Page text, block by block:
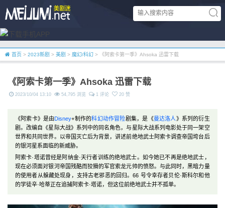
首页 > 2023新剧 > 美剧 > 魔幻/科幻 > 《阿索卡第一季》Ahsoka 迅雷下载
《阿索卡第一季》Ahsoka 迅雷下载
2023/10/04 13:10 54,795 浏览 1 评论 20 赞
《阿索卡》是由Disney+制作的科幻动作冒险剧集，是《曼达洛人》系列的衍生
剧。改编自《星际大战》系列中的同名角色，与星际大战系列电影处于同一架空
世界和共同世界。以帝国灭亡后为背景，讲述前绝地武士阿索卡调查帝国垮台后
的银河星系面临的新威胁。
阿索卡·塔诺曾经是阿纳金·天行者训练的绝地武士。如今她已不再是绝地武士，
现在必须面对银河帝国残酷而狡猾的军官索龙元帅的愤怒。与此同时，黑暗力量
的使用者从躲藏处现身，支持古老邪恶的回归。66 号令幸存者贝伦·斯科尔和他
的学徒辛·哈蒂正在追捕阿索卡·塔诺，但这位前绝地武士并不孤单。